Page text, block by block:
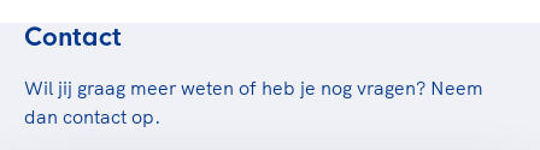
Contact
Wil jij graag meer weten of heb je nog vragen? Neem
dan contact op.